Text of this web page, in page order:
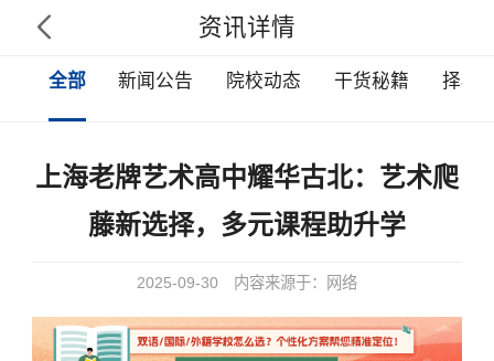
 资讯详情
全部 新闻公告 院校动态 干货秘籍 择校
上海老牌艺术高中耀华古北：艺术爬
藤新选择，多元课程助升学
2025-09-30 内容来源于：网络